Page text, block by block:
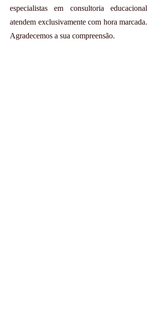
especialistas em consultoria educacional
atendem exclusivamente com hora marcada.
Agradecemos a sua compreensão.